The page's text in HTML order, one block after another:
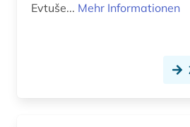
Evtuše... Mehr Informationen